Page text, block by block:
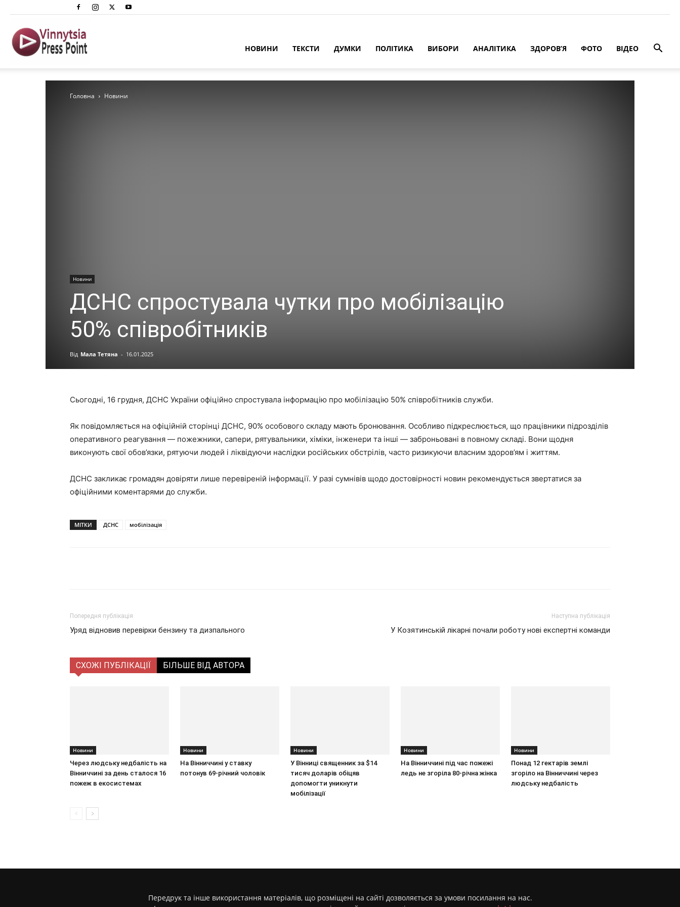
Преспоінт
НОВИНИ ТЕКСТИ ДУМКИ ПОЛІТИКА ВИБОРИ АНАЛІТИКА ЗДОРОВ’Я ФОТО ВІДЕО
Головна Новини
Новини
ДСНС спростувала чутки про мобілізацію
50% співробітників
Від Мала Тетяна - 16.01.2025
Сьогодні, 16 грудня, ДСНС України офіційно спростувала інформацію про мобілізацію 50% співробітників служби.
Як повідомляється на офіційній сторінці ДСНС, 90% особового складу мають бронювання. Особливо підкреслюється, що працівники підрозділів
оперативного реагування — пожежники, сапери, рятувальники, хіміки, інженери та інші — заброньовані в повному складі. Вони щодня
виконують свої обов’язки, рятуючи людей і ліквідуючи наслідки російських обстрілів, часто ризикуючи власним здоров’ям і життям.
ДСНС закликає громадян довіряти лише перевіреній інформації. У разі сумнівів щодо достовірності новин рекомендується звертатися за
офіційними коментарями до служби.
МІТКИ ДСНС мобілізація
Попередня публікація
Уряд відновив перевірки бензину та дизпального
Наступна публікація
У Козятинській лікарні почали роботу нові експертні команди
СХОЖІ ПУБЛІКАЦІЇ БІЛЬШЕ ВІД АВТОРА
Новини
Через людську недбалість на
Вінниччині за день сталося 16
пожеж в екосистемах
Новини
На Вінниччині у ставку
потонув 69-річний чоловік
Новини
У Вінниці священник за $14
тисяч доларів обіцяв
допомогти уникнути
мобілізації
Новини
На Вінниччині під час пожежі
ледь не згоріла 80-річна жінка
Новини
Понад 12 гектарів землі
згоріло на Вінниччині через
людську недбалість
Передрук та інше використання матеріалів, що розміщені на сайті дозволяється за умови посилання на нас.